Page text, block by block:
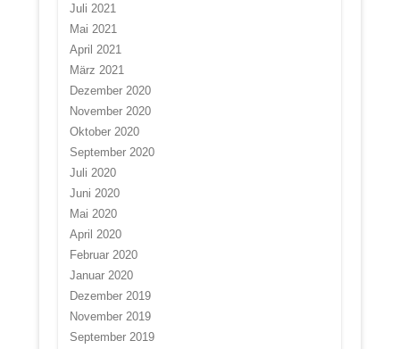
Juli 2021
Mai 2021
April 2021
März 2021
Dezember 2020
November 2020
Oktober 2020
September 2020
Juli 2020
Juni 2020
Mai 2020
April 2020
Februar 2020
Januar 2020
Dezember 2019
November 2019
September 2019